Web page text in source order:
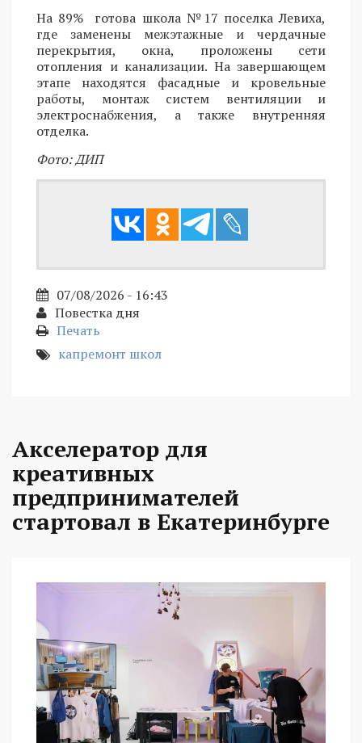
На 89% готова школа №17 поселка Левиха,
где заменены межэтажные и чердачные
перекрытия, окна, проложены сети
отопления и канализации. На завершающем
этапе находятся фасадные и кровельные
работы, монтаж систем вентиляции и
электроснабжения, а также внутренняя
отделка.
Фото: ДИП
07/08/2026 - 16:43
Повестка дня
Печать
капремонт школ
Акселератор для
креативных
предпринимателей
стартовал в Екатеринбурге